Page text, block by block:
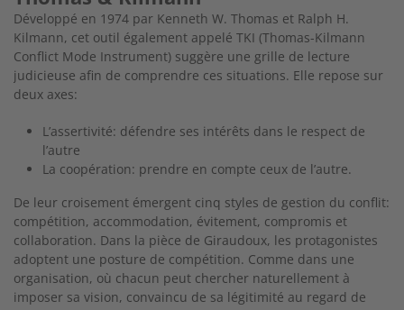
Développé en 1974 par Kenneth W. Thomas et Ralph H.
Kilmann, cet outil également appelé TKI (Thomas-Kilmann
Conflict Mode Instrument) suggère une grille de lecture
judicieuse afin de comprendre ces situations. Elle repose sur
deux axes:
L’assertivité: défendre ses intérêts dans le respect de
l’autre
La coopération: prendre en compte ceux de l’autre.
De leur croisement émergent cinq styles de gestion du conflit:
compétition, accommodation, évitement, compromis et
collaboration. Dans la pièce de Giraudoux, les protagonistes
adoptent une posture de compétition. Comme dans une
organisation, où chacun peut chercher naturellement à
imposer sa vision, convaincu de sa légitimité au regard de